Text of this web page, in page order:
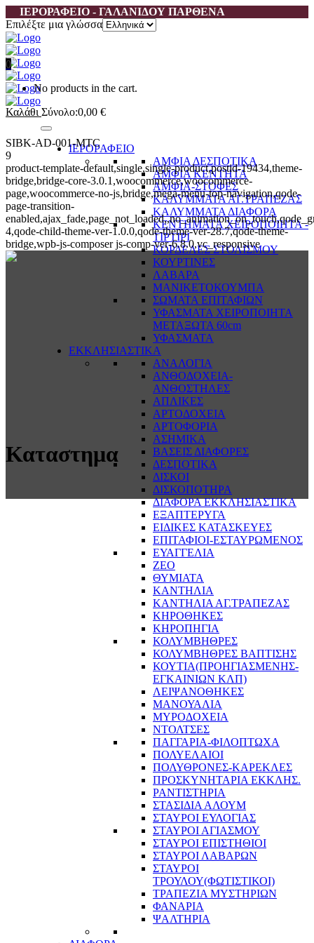
ΙΕΡΟΡΑΦΕΙΟ - ΓΑΛΑΝΙΔΟΥ ΠΑΡΘΕΝΑ
Επιλέξτε μια γλώσσα
0
No products in the cart.
Καλάθι Σύνολο:0,00 €
ΙΕΡΟΡΑΦΕΙΟ
ΑΜΦΙΑ ΔΕΣΠΟΤΙΚΑ
ΑΜΦΙΑ ΚΕΝΤΗΤΑ
ΑΜΦΙΑ-ΣΤΟΦΕΣ
ΚΑΛΥΜΜΑΤΑ ΑΓ.ΤΡΑΠΕΖΑΣ
ΚΑΛΥΜΜΑΤΑ ΔΙΑΦΟΡΑ
ΚΕΝΤΗΜΑΤΑ ΧΕΙΡΟΠΟΙΗΤΑ -
ΤΙΡΤΙΡΙ
ΚΟΡΔΕΛΕΣ ΣΤΟΛΙΣΜΟΥ
ΚΟΥΡΤΙΝΕΣ
ΛΑΒΑΡΑ
ΜΑΝΙΚΕΤΟΚΟΥΜΠΑ
ΣΩΜΑΤΑ ΕΠΙΤΑΦΙΩΝ
ΥΦΑΣΜΑΤΑ ΧΕΙΡΟΠΟΙΗΤΑ
ΜΕΤΑΞΩΤΑ 60cm
ΥΦΑΣΜΑΤΑ
ΕΚΚΛΗΣΙΑΣΤΙΚΑ
ΑΝΑΛΟΓΙΑ
ΑΝΘΟΔΟΧΕΙΑ-
ΑΝΘΟΣΤΗΛΕΣ
ΑΠΛΙΚΕΣ
ΑΡΤΟΔΟΧΕΙΑ
ΑΡΤΟΦΟΡΙΑ
ΑΣΗΜΙΚΑ
ΒΑΣΕΙΣ ΔΙΑΦΟΡΕΣ
ΔΕΣΠΟΤΙΚΑ
ΔΙΣΚΟΙ
ΔΙΣΚΟΠΟΤΗΡΑ
ΔΙΑΦΟΡΑ ΕΚΚΛΗΣΙΑΣΤΙΚΑ
ΕΞΑΠΤΕΡΥΓΑ
ΕΙΔΙΚΕΣ ΚΑΤΑΣΚΕΥΕΣ
ΕΠΙΤΑΦΙΟΙ-ΕΣΤΑΥΡΩΜΕΝΟΣ
ΕΥΑΓΓΕΛΙΑ
ΖΕΟ
ΘΥΜΙΑΤΑ
ΚΑΝΤΗΛΙΑ
ΚΑΝΤΗΛΙΑ ΑΓ.ΤΡΑΠΕΖΑΣ
ΚΗΡΟΘΗΚΕΣ
ΚΗΡΟΠΗΓΙΑ
ΚΟΛΥΜΒΗΘΡΕΣ
ΚΟΛΥΜΒΗΘΡΕΣ ΒΑΠΤΙΣΗΣ
ΚΟΥΤΙΑ(ΠΡΟΗΓΙΑΣΜΕΝΗΣ-
ΕΓΚΑΙΝΙΩΝ ΚΛΠ)
ΛΕΙΨΑΝΟΘΗΚΕΣ
ΜΑΝΟΥΑΛΙΑ
ΜΥΡΟΔΟΧΕΙΑ
ΝΤΟΛΤΣΕΣ
ΠΑΓΓΑΡΙΑ-ΦΙΛΟΠΤΩΧΑ
ΠΟΛΥΕΛΑΙΟΙ
ΠΟΛΥΘΡΟΝΕΣ-ΚΑΡΕΚΛΕΣ
ΠΡΟΣΚΥΝΗΤΑΡΙΑ ΕΚΚΛΗΣ.
ΡΑΝΤΙΣΤΗΡΙΑ
ΣΤΑΣΙΔΙΑ ΑΛΟΥΜ
ΣΤΑΥΡΟΙ ΕΥΛΟΓΙΑΣ
ΣΤΑΥΡΟΙ ΑΓΙΑΣΜΟΥ
ΣΤΑΥΡΟΙ ΕΠΙΣΤΗΘΙΟΙ
ΣΤΑΥΡΟΙ ΛΑΒΑΡΩΝ
ΣΤΑΥΡΟΙ
ΤΡΟΥΛΟΥ(ΦΩΤΙΣΤΙΚΟΙ)
ΤΡΑΠΕΖΙΑ ΜΥΣΤΗΡΙΩΝ
ΦΑΝΑΡΙΑ
ΨΑΛΤΗΡΙΑ
SIBK-AD-001-MTC
9
product-template-default,single,single-product,postid-19434,theme-
bridge,bridge-core-3.0.1,woocommerce,woocommerce-
page,woocommerce-no-js,bridge,mega-menu-top-navigation,qode-
page-transition-
4,qode-child-theme-ver-1.0.0,qode-theme-ver-28.7,qode-theme-
bridge,wpb-js-composer js-comp-ver-6.8.0,vc_responsive
Καταστημα